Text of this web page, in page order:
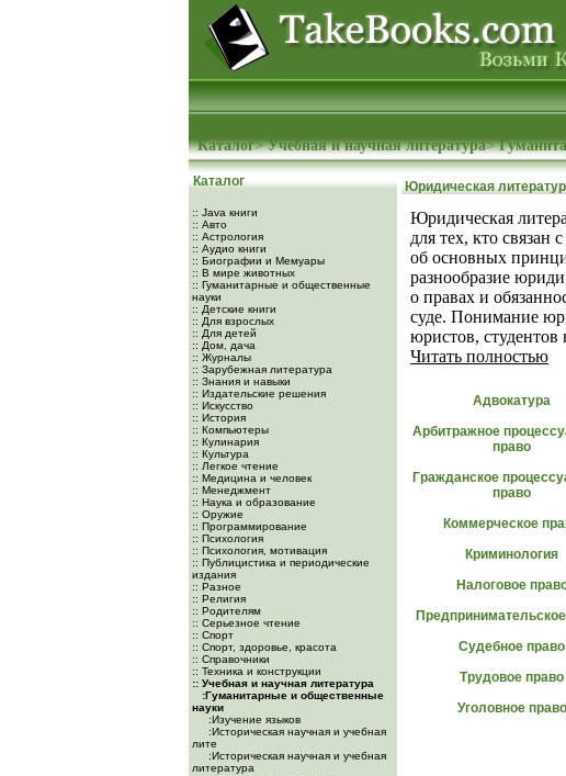
Каталог>Учебная и научная литература>
Каталог
:: Java книги
:: Авто
:: Астрология
:: Аудио книги
:: Биографии и Мемуары
:: В мире животных
:: Гуманитарные и общественные
науки
:: Детские книги
:: Для взрослых
:: Для детей
:: Дом, дача
:: Журналы
:: Зарубежная литература
:: Знания и навыки
:: Издательские решения
:: Искусство
:: История
:: Компьютеры
:: Кулинария
:: Культура
:: Легкое чтение
:: Медицина и человек
:: Менеджмент
:: Наука и образование
:: Оружие
:: Программирование
:: Психология
:: Психология, мотивация
:: Публицистика и периодические
издания
:: Разное
:: Религия
:: Родителям
:: Серьезное чтение
:: Спорт
:: Спорт, здоровье, красота
:: Справочники
:: Техника и конструкции
:: Учебная и научная литература
:Гуманитарные и общественные
науки
:Изучение языков
:Историческая научная и учебная
лите
:Историческая научная и учебная
литература
Юридическая
Юридическая
для тех, кто связан
об основных
разнообразие
о правах и
суде. Понимание
юристов, студентов
Читать полностью
Адвокатура
Арбитражное
право
Гражданское
право
Коммерческое
Криминология
Налоговое
Судебное право
Трудовое право
Уголовное право